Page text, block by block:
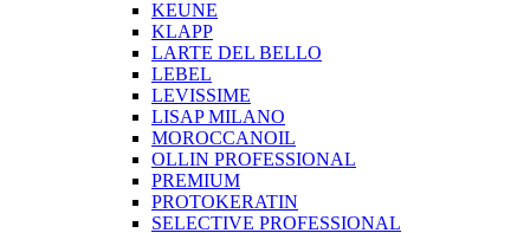
KEUNE
KLAPP
LARTE DEL BELLO
LEBEL
LEVISSIME
LISAP MILANO
MOROCCANOIL
OLLIN PROFESSIONAL
PREMIUM
PROTOKERATIN
SELECTIVE PROFESSIONAL